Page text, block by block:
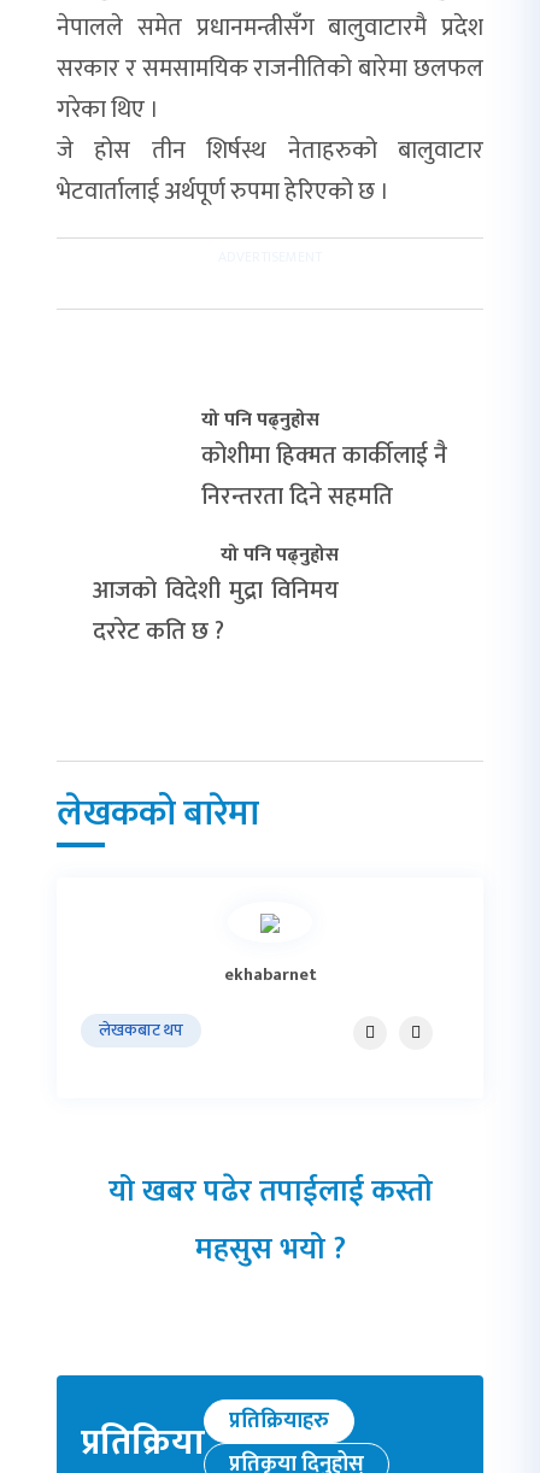
नेपालले समेत प्रधानमन्त्रीसँग बालुवाटारमै प्रदेश
सरकार र समसामयिक राजनीतिको बारेमा छलफल
गरेका थिए ।
जे होस तीन शिर्षस्थ नेताहरुको बालुवाटार
भेटवार्तालाई अर्थपूर्ण रुपमा हेरिएको छ ।
यो पनि पढ्नुहोस
कोशीमा हिक्मत कार्कीलाई नै
निरन्तरता दिने सहमति
यो पनि पढ्नुहोस
आजको विदेशी मुद्रा विनिमय
दररेट कति छ ?
लेखकको बारेमा
ekhabarnet
लेखकबाट थप
यो खबर पढेर तपाईलाई कस्तो
महसुस भयो ?
प्रतिक्रिया
प्रतिक्रियाहरु
प्रतिकृया दिनुहोस्